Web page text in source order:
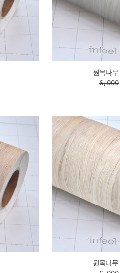
원목나무
6,000
원목나무